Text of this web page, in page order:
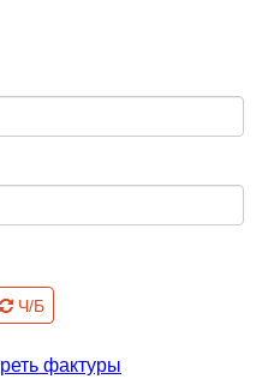
Ч/Б
фактуры